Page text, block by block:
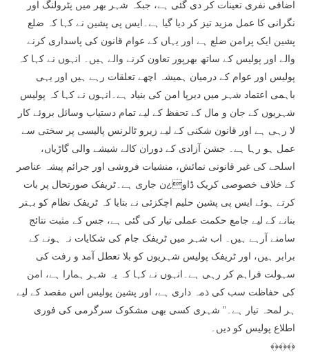
اضافی نفری تعینات کر دی گئی ہے، جبکہ شہر بھر میں پٹرولنگ اور
نگرانی کا عمل مزید تیز کر دیا گیا ہے۔ایس پی پشین نے کہا کہ ضلع
پشین ایک پرامن ضلع ہے اور یہاں کے عوام قانون کی پاسداری کرنے
والے اور پولیس کے ساتھ بھرپور تعاون کرنے والے ہیں۔ انہوں نے کہا کہ
پولیس اور عوام کے درمیان ہمیشہ اچھے تعلقات رہے ہیں اور یہی
باہمی اعتماد شہر میں دیرپا امن کی بنیاد ہے۔انہوں نے کہا کہ پولیس
شہریوں کے جان و مال کے تحفظ کے لیے تمام دستیاب وسائل بروئے کار
لا رہی ہے اور قانون شکنی کے لیے زیرو ٹالرنس پالیسی پر سختی سے
عمل ہو رہا ہے۔ جشن آزادی کے دوران کالے شیشے والی گاڑیاں،
اسلحے کی غیر قانونی نمائش، منشیات فروشی اور جرائم پیشہ عناصر
کے خلاف خصوصی کریک ڈاو¿ن جاری ہے۔ٹریفک صورتحال پر بات
کرتے ہوئے ایس پی پشین حلیم اچکزئی نے بتایا کہ ٹریفک نظام کو بہتر
بنانے کے لیے جامع حکمت عملی تیار کی گئی ہے، جس کے مثبت نتائج
سامنے آرہے ہیں۔ اب شہر میں ٹریفک جام کی شکایات نہ ہونے کے
برابر ہیں، اور ٹریفک پولیس شہریوں کو بلا تعطل آمد و رفت کی
سہولت فراہم کر رہی ہے۔انہوں نے کہا کہ یہ شہر ہمارا ہے، امن
کی حفاظت سب کی ذمہ داری ہے، اور پشین پولیس اس مقصد کے لیے
ہر لمحہ تیار ہے۔” شہری کسی بھی مشکوک سرگرمی کی فوری
اطلاع پولیس کو دیں۔
﴾﴿﴾﴿﴾﴿